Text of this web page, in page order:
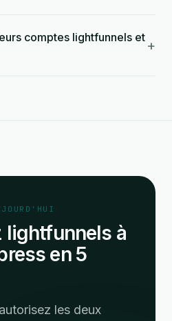
comptes lightfunnels et +
lightfunnels à
en 5
les deux